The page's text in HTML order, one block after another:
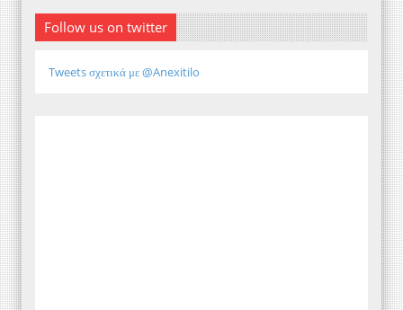
Follow us on twitter
Tweets σχετικά με @Anexitilo